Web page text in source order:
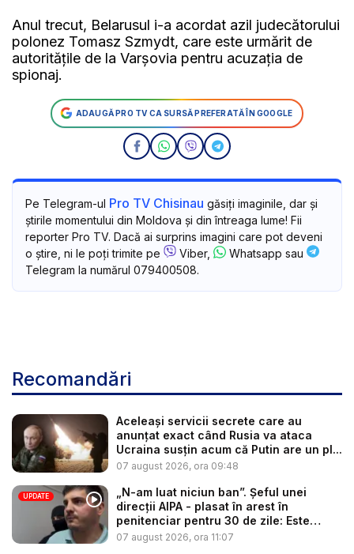
Anul trecut, Belarusul i-a acordat azil judecătorului
polonez Tomasz Szmydt, care este urmărit de
autorităţile de la Varşovia pentru acuzaţia de
spionaj.
ADAUGĂ PRO TV CA SURSĂ PREFERATĂ ÎN GOOGLE
Pe Telegram-ul Pro TV Chisinau găsiți imaginile, dar și
știrile momentului din Moldova și din întreaga lume! Fii
reporter Pro TV. Dacă ai surprins imagini care pot deveni
o știre, ni le poți trimite pe
Viber,
Whatsapp sau
Telegram la numărul 079400508.
Recomandări
Aceleași servicii secrete care au
anunțat exact când Rusia va ataca
Ucraina susțin acum că Putin are un pl...
07 august 2026, ora 09:48
UPDATE
„N-am luat niciun ban”. Șeful unei
direcții AIPA - plasat în arest în
penitenciar pentru 30 de zile: Este
cerc...
07 august 2026, ora 11:07